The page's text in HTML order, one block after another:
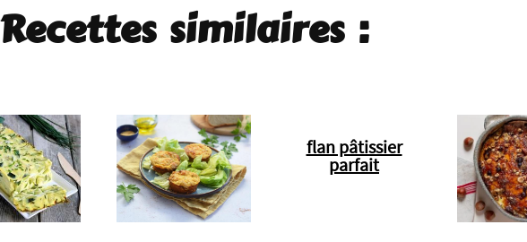
Recettes similaires :
flan pâtissier
parfait